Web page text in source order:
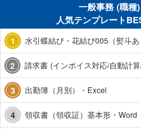
一般事務 (職種)
人気テンプレート
1 水引蝶結び・花結び005（熨斗あ
2
3 出勤簿（月別）・Excel
4 領収書（領収証）基本形・Word